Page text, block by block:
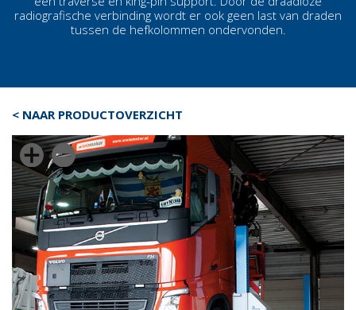
radiografische verbinding wordt er ook geen last van draden
tussen de hefkolommen ondervonden.
< NAAR PRODUCTOVERZICHT